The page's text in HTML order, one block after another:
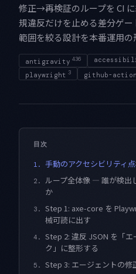
修正→再検証のループを CI
規違反だけを止める差分ゲ
範囲を絞る設計を本番運用の
antigravity 436
playwright 3 github-
目次
1. 手動のアクセシビリティ
2.
ループ全体像 — 誰が検出
か
3.
Step 1: axe-core を
械可読に出す
4.
Step 2: 違反 JSON を「
ク」に整形する
5. Step 3: エージェントの修